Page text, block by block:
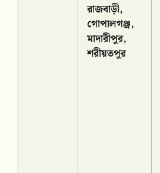
রাজবাড়ী,
গোপালগঞ্জ,
মাদারীপুর,
শরীয়তপুর